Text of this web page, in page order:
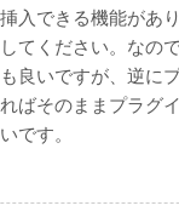
入できる機能があ
てください。なの
良いですが、逆に
ばそのままプラグ
です。